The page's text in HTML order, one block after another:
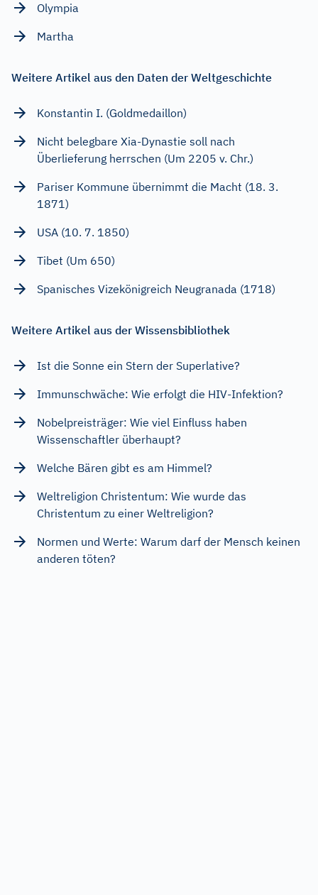
Olympia
Martha
Weitere Artikel aus den Daten der Weltgeschichte
Konstantin I. (Goldmedaillon)
Nicht belegbare Xia-Dynastie soll nach
Überlieferung herrschen (Um 2205 v. Chr.)
Pariser Kommune übernimmt die Macht (18. 3.
1871)
USA (10. 7. 1850)
Tibet (Um 650)
Spanisches Vizekönigreich Neugranada (1718)
Weitere Artikel aus der Wissensbibliothek
Ist die Sonne ein Stern der Superlative?
Immunschwäche: Wie erfolgt die HIV-Infektion?
Nobelpreisträger: Wie viel Einfluss haben
Wissenschaftler überhaupt?
Welche Bären gibt es am Himmel?
Weltreligion Christentum: Wie wurde das
Christentum zu einer Weltreligion?
Normen und Werte: Warum darf der Mensch keinen
anderen töten?